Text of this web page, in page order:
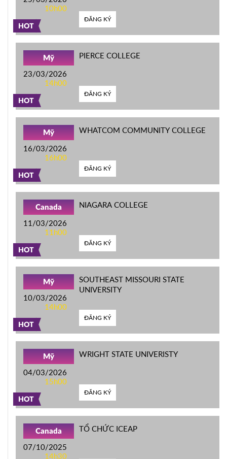
HOT
10h00
ĐĂNG KÝ
HOT
Mỹ
23/03/2026
14h00
PIERCE COLLEGE
ĐĂNG KÝ
HOT
Mỹ
16/03/2026
16h00
WHATCOM COMMUNITY COLLEGE
ĐĂNG KÝ
HOT
Canada
11/03/2026
11h00
NIAGARA COLLEGE
ĐĂNG KÝ
HOT
Mỹ
10/03/2026
14h00
SOUTHEAST MISSOURI STATE
UNIVERSITY
ĐĂNG KÝ
HOT
Mỹ
04/03/2026
15h00
WRIGHT STATE UNIVERISTY
ĐĂNG KÝ
Canada
07/10/2025
14h30
TỔ CHỨC ICEAP